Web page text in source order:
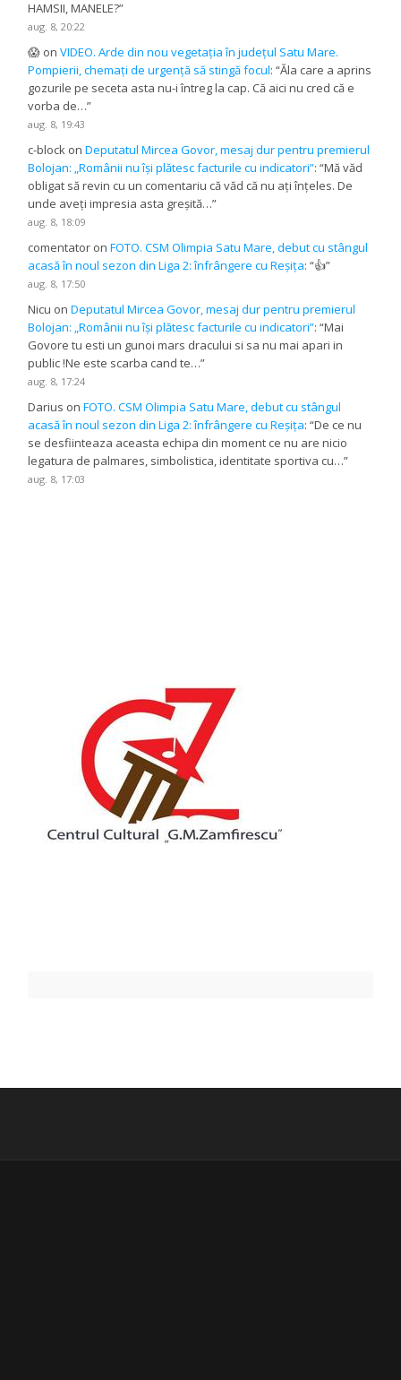
HAMSII, MANELE?”
aug. 8, 20:22
😱 onVIDEO. Arde din nou vegetația în județul Satu Mare.
Pompierii, chemați de urgență să stingă focul: “Ăla care a aprins
gozurile pe seceta asta nu-i întreg la cap. Că aici nu cred că e
vorba de…”
aug. 8, 19:43
c-block onDeputatul Mircea Govor, mesaj dur pentru premierul
Bolojan: „Românii nu își plătesc facturile cu indicatori”: “Mă văd
obligat să revin cu un comentariu că văd că nu ați înțeles. De
unde aveți impresia asta greșită…”
aug. 8, 18:09
comentator onFOTO. CSM Olimpia Satu Mare, debut cu stângul
acasă în noul sezon din Liga 2: înfrângere cu Reșița: “👍”
aug. 8, 17:50
Nicu onDeputatul Mircea Govor, mesaj dur pentru premierul
Bolojan: „Românii nu își plătesc facturile cu indicatori”: “Mai
Govore tu esti un gunoi mars dracului si sa nu mai apari in
public !Ne este scarba cand te…”
aug. 8, 17:24
Darius onFOTO. CSM Olimpia Satu Mare, debut cu stângul
acasă în noul sezon din Liga 2: înfrângere cu Reșița: “De ce nu
se desfiinteaza aceasta echipa din moment ce nu are nicio
legatura de palmares, simbolistica, identitate sportiva cu…”
aug. 8, 17:03